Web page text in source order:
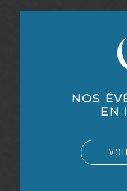
NOS
EN